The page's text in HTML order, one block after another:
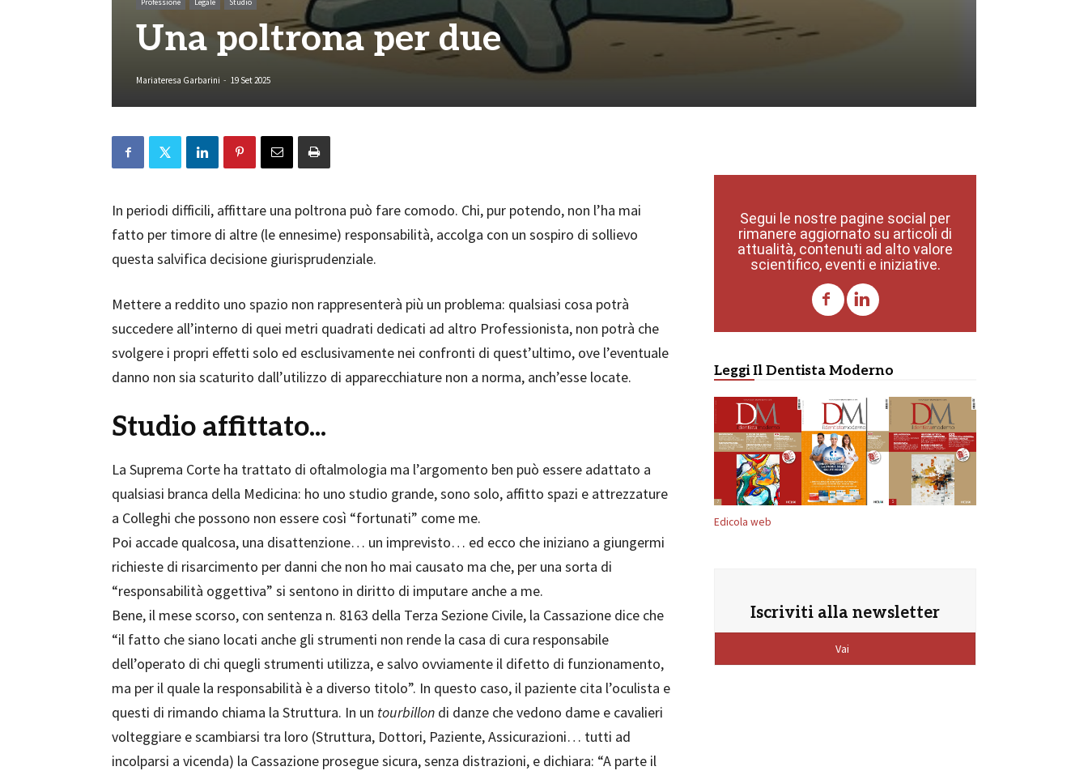
Una poltrona per due
Mariateresa Garbarini - 19 Set 2025
In periodi difficili, affittare una poltrona può fare comodo. Chi, pur potendo, non l’ha mai
fatto per timore di altre (le ennesime) responsabilità, accolga con un sospiro di sollievo
questa salvifica decisione giurisprudenziale.
Mettere a reddito uno spazio non rappresenterà più un problema: qualsiasi cosa potrà
succedere all’interno di quei metri quadrati dedicati ad altro Professionista, non potrà che
svolgere i propri effetti solo ed esclusivamente nei confronti di quest’ultimo, ove l’eventuale
danno non sia scaturito dall’utilizzo di apparecchiature non a norma, anch’esse locate.
Studio affittato...
La Suprema Corte ha trattato di oftalmologia ma l’argomento ben può essere adattato a
qualsiasi branca della Medicina: ho uno studio grande, sono solo, affitto spazi e attrezzature
a Colleghi che possono non essere così “fortunati” come me.
Poi accade qualcosa, una disattenzione… un imprevisto… ed ecco che iniziano a giungermi
richieste di risarcimento per danni che non ho mai causato ma che, per una sorta di
“responsabilità oggettiva” si sentono in diritto di imputare anche a me.
Bene, il mese scorso, con sentenza n. 8163 della Terza Sezione Civile, la Cassazione dice che
“il fatto che siano locati anche gli strumenti non rende la casa di cura responsabile
dell’operato di chi quegli strumenti utilizza, e salvo ovviamente il difetto di funzionamento,
ma per il quale la responsabilità è a diverso titolo”. In questo caso, il paziente cita l’oculista e
questi di rimando chiama la Struttura. In un tourbillon di danze che vedono dame e cavalieri
volteggiare e scambiarsi tra loro (Struttura, Dottori, Paziente, Assicurazioni… tutti ad
incolparsi a vicenda) la Cassazione prosegue sicura, senza distrazioni, e dichiara: “A parte il
Segui le nostre pagine social per
rimanere aggiornato su articoli di
attualità, contenuti ad alto valore
scientifico, eventi e iniziative.
Leggi Il Dentista Moderno
Edicola web
Iscriviti alla newsletter
Vai